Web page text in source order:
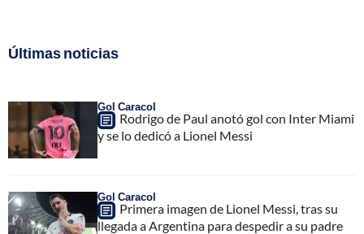
Últimas noticias
Gol Caracol
Rodrigo de Paul anotó gol con Inter Miami
y se lo dedicó a Lionel Messi
Gol Caracol
Primera imagen de Lionel Messi, tras su
llegada a Argentina para despedir a su padre